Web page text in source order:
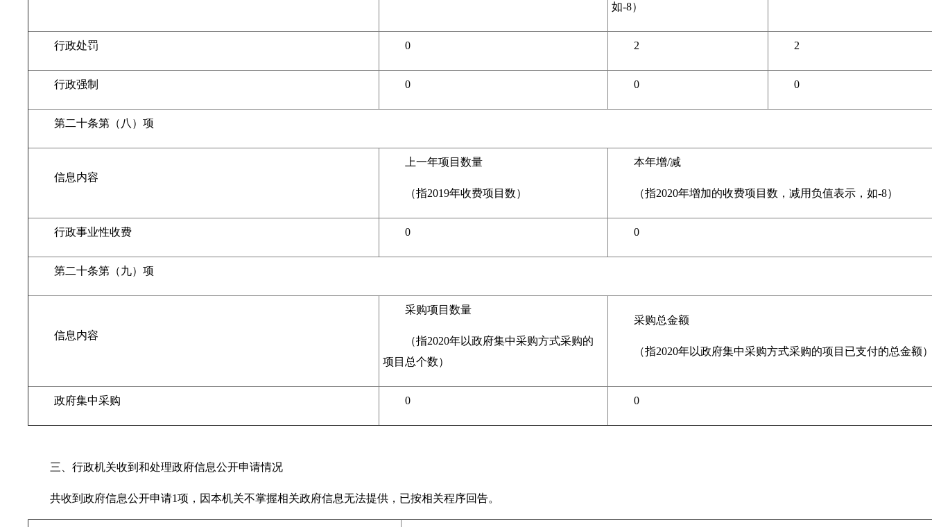
如-8）
行政处罚 0 2 2
行政强制 0 0 0
第二十条第（八）项
信息内容
上一年项目数量
（指2019年收费项目数）
本年增/减
（指2020年增加的收费项目数，减用负值表示，如-8）
行政事业性收费 0 0
第二十条第（九）项
信息内容
采购项目数量
（指2020年以政府集中采购方式采购的
项目总个数）
采购总金额
（指2020年以政府集中采购方式采购的项目已支付的总金额
政府集中采购 0 0
三、行政机关收到和处理政府信息公开申请情况
共收到政府信息公开申请1项，因本机关不掌握相关政府信息无法提供，已按相关程序回告。